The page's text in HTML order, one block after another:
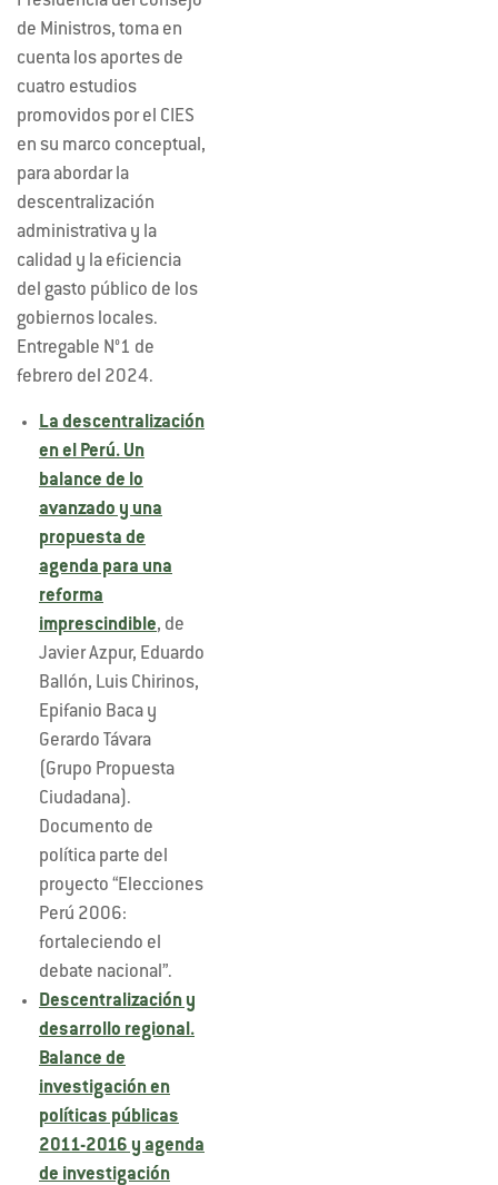
de Ministros, toma en
cuenta los aportes de
cuatro estudios
promovidos por el CIES
en su marco conceptual,
para abordar la
descentralización
administrativa y la
calidad y la eficiencia
del gasto público de los
gobiernos locales.
Entregable N°1 de
febrero del 2024.
La descentralización
en el Perú. Un
balance de lo
avanzado y una
propuesta de
agenda para una
reforma
imprescindible, de
Javier Azpur, Eduardo
Ballón, Luis Chirinos,
Epifanio Baca y
Gerardo Távara
(Grupo Propuesta
Ciudadana).
Documento de
política parte del
proyecto “Elecciones
Perú 2006:
fortaleciendo el
debate nacional”.
Descentralización y
desarrollo regional.
Balance de
investigación en
políticas públicas
2011-2016 y agenda
de investigación